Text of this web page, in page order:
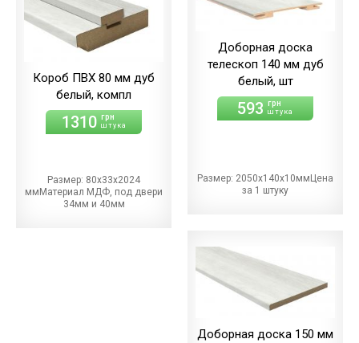
Короб ПВХ 80 мм дуб
белый, компл
1310 грн
штука
Размер: 80х33х2024
ммМатериал МДФ, под двери
34мм и 40мм
Доборная доска
телескоп 140 мм дуб
белый, шт
593 грн
штука
Размер: 2050х140х10ммЦена
за 1 штуку
Доборная доска 150 мм